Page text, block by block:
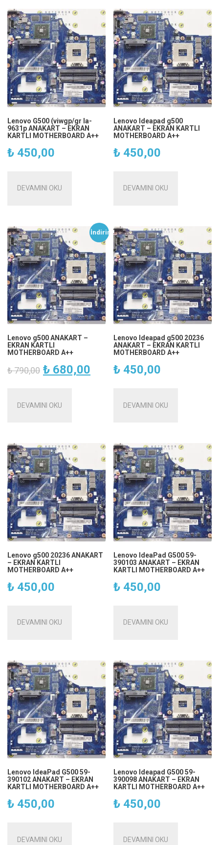
Lenovo G500 (viwgp/gr la-
9631p ANAKART – EKRAN
KARTLI MOTHERBOARD A++
₺ 450,00
DEVAMINI OKU
Lenovo Ideapad g500
ANAKART – EKRAN KARTLI
MOTHERBOARD A++
₺ 450,00
DEVAMINI OKU
İndirim!
Lenovo g500 ANAKART –
EKRAN KARTLI
MOTHERBOARD A++
₺790,00 Orijinal
₺ 790,00.
₺ 680,00
DEVAMINI OKU
Lenovo Ideapad g500 20236
ANAKART – EKRAN KARTLI
MOTHERBOARD A++
₺ 450,00
DEVAMINI OKU
Lenovo g500 20236 ANAKART
– EKRAN KARTLI
MOTHERBOARD A++
₺ 450,00
DEVAMINI OKU
Lenovo IdeaPad G500 59-
390103 ANAKART – EKRAN
KARTLI MOTHERBOARD A++
₺ 450,00
DEVAMINI OKU
Lenovo IdeaPad G500 59-
390102 ANAKART – EKRAN
KARTLI MOTHERBOARD A++
₺ 450,00
DEVAMINI OKU
Lenovo Ideapad G500 59-
390098 ANAKART – EKRAN
KARTLI MOTHERBOARD A++
₺ 450,00
DEVAMINI OKU